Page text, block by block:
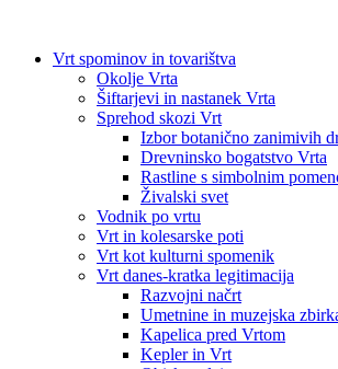
Vrt spominov in tovarištva
Okolje Vrta
Šiftarjevi in nastanek Vrta
Sprehod skozi Vrt
Izbor botanično zanimivih
Drevninsko bogatstvo Vrta
Rastline s simbolnim
Živalski svet
Vodnik po vrtu
Vrt in kolesarske poti
Vrt kot kulturni spomenik
Vrt danes-kratka legitimacija
Razvojni načrt
Umetnine in muzejska
Kapelica pred Vrtom
Kepler in Vrt